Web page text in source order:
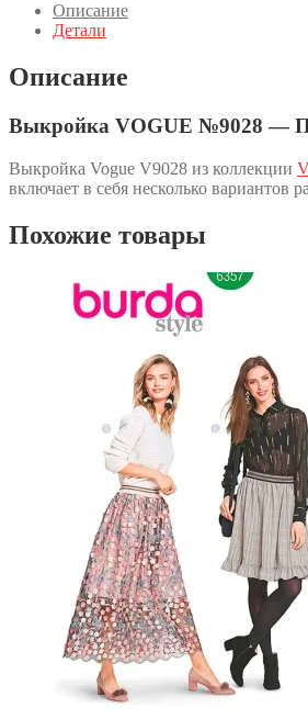
Описание
Детали
Описание
Выкройка VOGUE №9028 —
Выкройка Vogue V9028 из коллекции
включает в себя несколько вариантов
Похожие товары